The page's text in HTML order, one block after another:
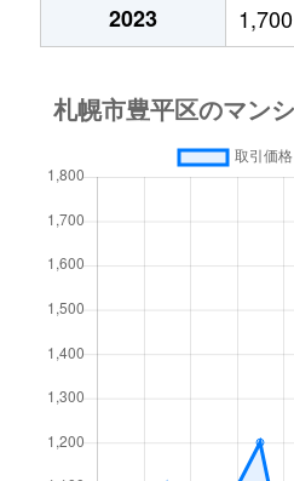
月寒西５条
1,600万円
月寒東１条
2,300万円
2,100万円
月寒東１条
月寒東１条
2,100万円
月寒東１条
月寒東１条
3,400万円
2023
1,700